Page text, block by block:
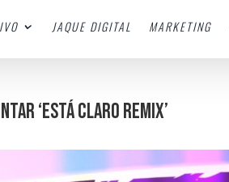
JAQUE DIGITAL MARKETING
‘ESTÁ CLARO REMIX’